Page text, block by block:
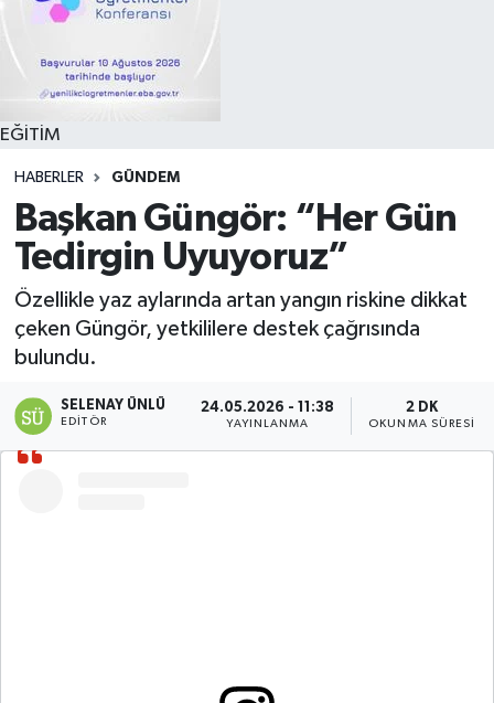
EĞİTİM
HABERLER GÜNDEM
Başkan Güngör: “Her Gün
Tedirgin Uyuyoruz”
Özellikle yaz aylarında artan yangın riskine dikkat
çeken Güngör, yetkililere destek çağrısında
bulundu.
SELENAY ÜNLÜ
EDITÖR
24.05.2026 - 11:38
YAYINLANMA
2 DK
OKUNMA SÜRESI